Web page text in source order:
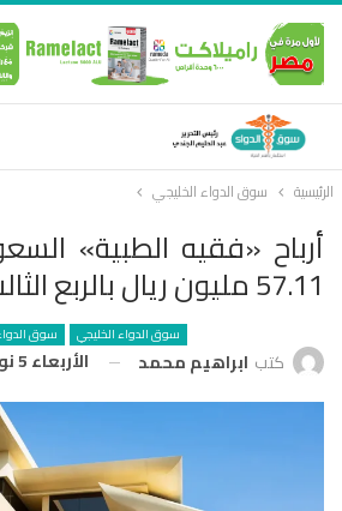
الرئيسية سوق الدواء الخليجي
أرباح «فقيه الطبية»
57.11 مليون ريال بالربع الثالث 2025
سوق الدواء الخليجي سوق
كتب ابراهيم محمد الأربعاء 5 نوفمبر, 2025 12:32 م